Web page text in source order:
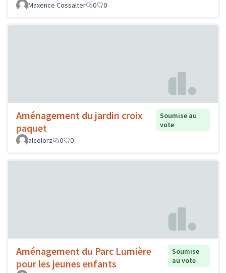
Maxence Cossalter
0 0
Aménagement du jardin croix
paquet
Soumise au
vote
alcolorz
0 0
Aménagement du Parc Lumière
pour les jeunes enfants
Soumise
au vote